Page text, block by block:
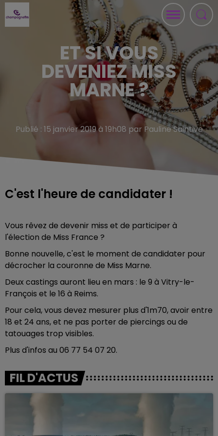
ET SI VOUS
DEVENIEZ MISS
MARNE ?
Publié : 15 janvier 2019 à 19h08 par Pauline Saintive
C'est l'heure de candidater !
Vous rêvez de devenir miss et de participer à
l'élection de Miss France ?
Bonne nouvelle, c'est le moment de candidater pour
décrocher la couronne de Miss Marne.
Deux castings auront lieu en mars : le 9 à Vitry-le-
François et le 16 à Reims.
Pour cela, vous devez mesurer plus d'1m70, avoir entre
18 et 24 ans, et ne pas porter de piercings ou de
tatouages trop visibles.
Plus d'infos au 06 77 54 07 20.
FIL D'ACTUS